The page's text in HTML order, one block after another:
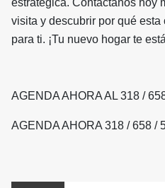
estratégica. Contáctanos hoy
visita y descubrir por qué
para ti. ¡Tu nuevo hogar te
AGENDA AHORA AL 318 /
AGENDA AHORA 318 / 658 /